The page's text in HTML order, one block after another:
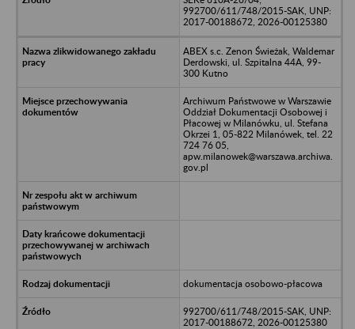
992700/611/748/2015-SAK, UNP:
2017-00188672, 2026-00125380
ABEX s.c. Zenon Świeżak, Waldemar
Derdowski, ul. Szpitalna 44A, 99-
300 Kutno
Archiwum Państwowe w Warszawie
Oddział Dokumentacji Osobowej i
Płacowej w Milanówku, ul. Stefana
Okrzei 1, 05-822 Milanówek, tel. 22
724 76 05,
apw.milanowek@warszawa.archiwa.
gov.pl
dokumentacja osobowo-płacowa
992700/611/748/2015-SAK, UNP:
2017-00188672, 2026-00125380